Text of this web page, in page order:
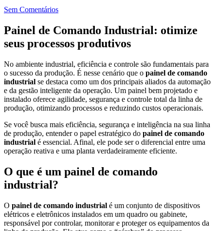
Sem Comentários
Painel de Comando Industrial: otimize
seus processos produtivos
No ambiente industrial, eficiência e controle são fundamentais para
o sucesso da produção. É nesse cenário que o painel de comando
industrial se destaca como um dos principais aliados da automação
e da gestão inteligente da operação. Um painel bem projetado e
instalado oferece agilidade, segurança e controle total da linha de
produção, otimizando processos e reduzindo custos operacionais.
Se você busca mais eficiência, segurança e inteligência na sua linha
de produção, entender o papel estratégico do painel de comando
industrial é essencial. Afinal, ele pode ser o diferencial entre uma
operação reativa e uma planta verdadeiramente eficiente.
O que é um painel de comando
industrial?
O painel de comando industrial é um conjunto de dispositivos
elétricos e eletrônicos instalados em um quadro ou gabinete,
responsável por controlar, monitorar e proteger os equipamentos da